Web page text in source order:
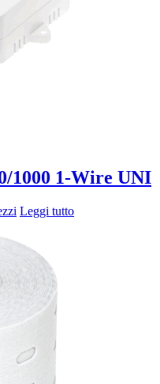
1000 1-Wire UNI
Leggi tutto